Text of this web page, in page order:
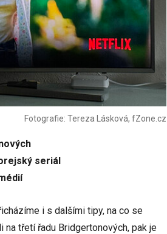
Fotografie: Tereza Lásková, fZone.cz
seriál
i s dalšími tipy, na co se
třetí řadu Bridgertonových, pak je